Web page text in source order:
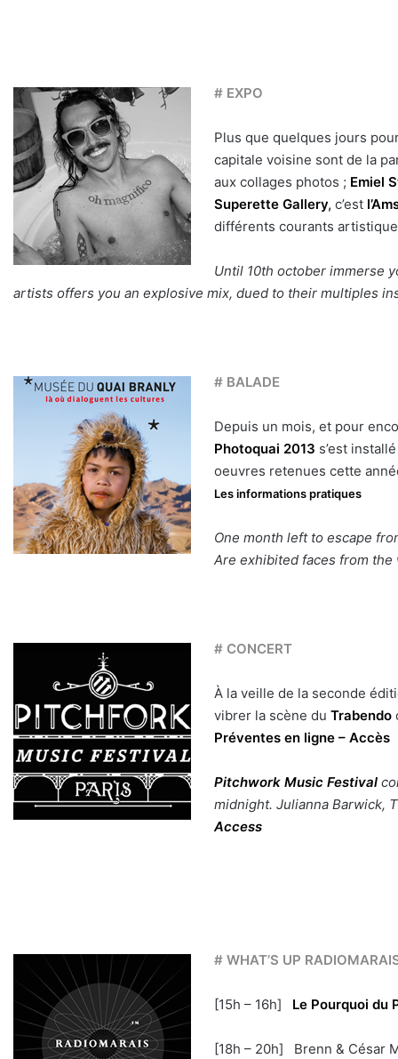
# EXPO
Plus que quelques jours
capitale voisine sont de la
aux collages photos ; Emiel
Superette Gallery, c’est
différents courants
Until 10th october immerse
artists offers you an explosive mix, dued to their multiples
# BALADE
Depuis un mois, et pour
Photoquai 2013 s’est
oeuvres retenues cette
Les informations pratiques
One month left to escape
Are exhibited faces from
# CONCERT
À la veille de la seconde
vibrer la scène duTrabendo
Préventes en ligne– Accès
Pitchwork Music Festival
midnight. Julianna Barwick,
Access
# WHAT’S UP
[15h – 16h] Le Pourquoi du
[18h – 20h] Brenn & César